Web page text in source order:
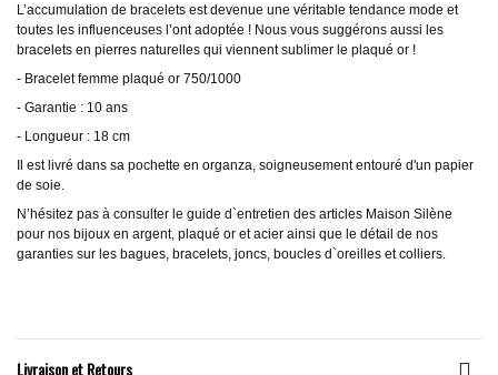
L’accumulation de bracelets est devenue une véritable tendance mode et
toutes les influenceuses l’ont adoptée ! Nous vous suggérons aussi les
bracelets en pierres naturelles qui viennent sublimer le plaqué or !
- Bracelet femme plaqué or 750/1000
- Garantie : 10 ans
- Longueur : 18 cm
Il est livré dans sa pochette en organza, soigneusement entouré d'un papier
de soie.
N’hésitez pas à consulter le guide d`entretien des articles Maison Silène
pour nos bijoux en argent, plaqué or et acier ainsi que le détail de nos
garanties sur les bagues, bracelets, joncs, boucles d`oreilles et colliers.
Livraison et Retours